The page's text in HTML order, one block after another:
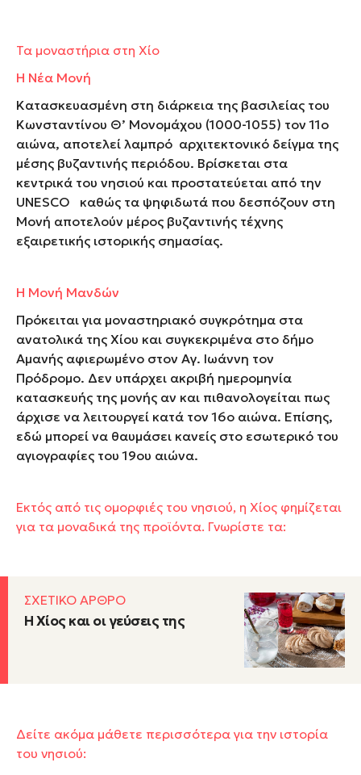
Τα μοναστήρια στη Χίο
Η Νέα Μονή
Κατασκευασμένη στη διάρκεια της βασιλείας του
Κωνσταντίνου Θ’ Μονομάχου (1000-1055) τον 11ο
αιώνα, αποτελεί λαμπρό αρχιτεκτονικό δείγμα της
μέσης βυζαντινής περιόδου. Βρίσκεται στα
κεντρικά του νησιού και προστατεύεται από την
UNESCO καθώς τα ψηφιδωτά που δεσπόζουν στη
Μονή αποτελούν μέρος βυζαντινής τέχνης
εξαιρετικής ιστορικής σημασίας.
Η Μονή Μανδών
Πρόκειται για μοναστηριακό συγκρότημα στα
ανατολικά της Χίου και συγκεκριμένα στο δήμο
Αμανής αφιερωμένο στον Αγ. Ιωάννη τον
Πρόδρομο. Δεν υπάρχει ακριβή ημερομηνία
κατασκευής της μονής αν και πιθανολογείται πως
άρχισε να λειτουργεί κατά τον 16ο αιώνα. Επίσης,
εδώ μπορεί να θαυμάσει κανείς στο εσωτερικό του
αγιογραφίες του 19ου αιώνα.
Εκτός από τις ομορφιές του νησιού, η Χίος φημίζεται
για τα μοναδικά της προϊόντα. Γνωρίστε τα:
ΣΧΕΤΙΚΟ ΑΡΘΡΟ
Η Χίος και οι γεύσεις της
Δείτε ακόμα μάθετε περισσότερα για την ιστορία
του νησιού: